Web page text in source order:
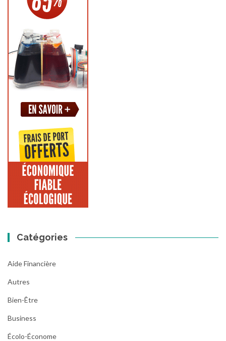
Catégories
Aide Financière
Autres
Bien-Être
Business
Écolo-Économe